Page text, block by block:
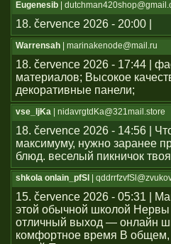
Eugenesib |
18. července 2026 - 20:00 |
Warrensah | marinakenode@mail.ru
18. července 2026 - 17:44 |
материалов; Высокое
декоративные панели;
vse_ljKa | nidavrgtdKa@321mail.store
18. července 2026 - 14:56 |
максимуму, нужно заранее
блюд. веселый пикничок
shkola onlain_pfSl |
15. července 2026 - 05:31 |
этой обычной школой Нервы
отличный выход — онлайн
комфортное время В